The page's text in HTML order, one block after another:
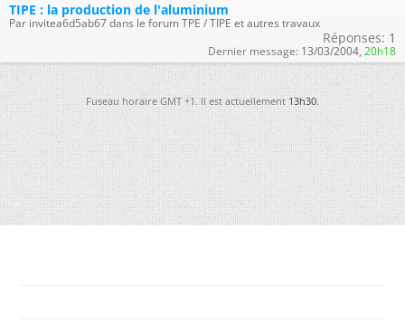
TIPE : la production de l'aluminium
Par invitea6d5ab67 dans le forum TPE / TIPE et autres travaux
Réponses: 1
Dernier message: 13/03/2004, 20h18
Fuseau horaire GMT +1. Il est actuellement13h30.